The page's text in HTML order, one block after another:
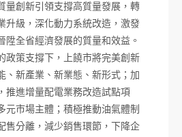
量創新引領支撐高質量發展，轉
升級，深化動力系統改造，激發
陞全省經濟發展的質量和效益。
政策支撐下，上饒市將完美創新
、新產業、新業態、新形式；加
推進增量配電業務改造試點項
元市場主體；積極推動油氣體制
售分離，減少銷售環節，下降企